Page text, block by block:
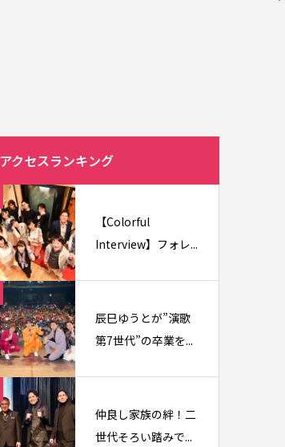
アクセスランキング
【Colorful
Interview】フォレ...
辰巳ゆうとが”演歌
第7世代”の卒業を...
仲良し家族の絆！二
世代そろい踏みで...